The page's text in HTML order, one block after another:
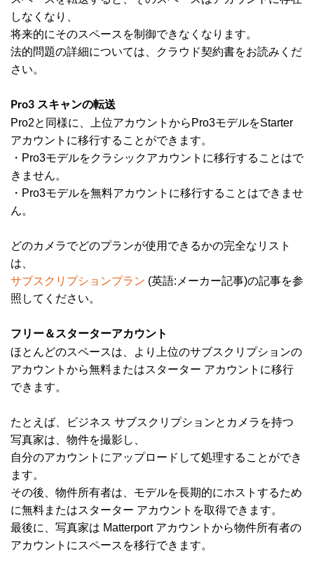
しなくなり、
将来的にそのスペースを制御できなくなります。
法的問題の詳細については、クラウド契約書をお読みくだ
さい。
Pro3 スキャンの転送
Pro2と同様に、上位アカウントからPro3モデルをStarter
アカウントに移行することができます。
・Pro3モデルをクラシックアカウントに移行することはで
きません。
・Pro3モデルを無料アカウントに移行することはできませ
ん。
どのカメラでどのプランが使用できるかの完全なリスト
は、
サブスクリプションプラン (英語:メーカー記事)の記事を参
照してください。
フリー＆スターターアカウント
ほとんどのスペースは、より上位のサブスクリプションの
アカウントから無料またはスターター アカウントに移行
できます。
たとえば、ビジネス サブスクリプションとカメラを持つ
写真家は、物件を撮影し、
自分のアカウントにアップロードして処理することができ
ます。
その後、物件所有者は、モデルを長期的にホストするため
に無料またはスターター アカウントを取得できます。
最後に、写真家は Matterport アカウントから物件所有者の
アカウントにスペースを移行できます。